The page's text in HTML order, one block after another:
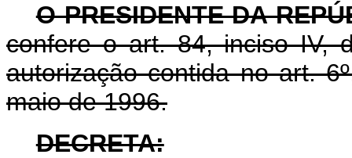
O PRESIDENTE DA
confere o art. 84, inciso IV,
autorização contida no art.
maio de 1996.
DECRETA: